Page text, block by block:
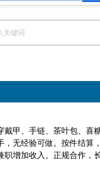
甲、手链、茶叶包、喜
无经验可做。按件结算
增加收入。正规合作，